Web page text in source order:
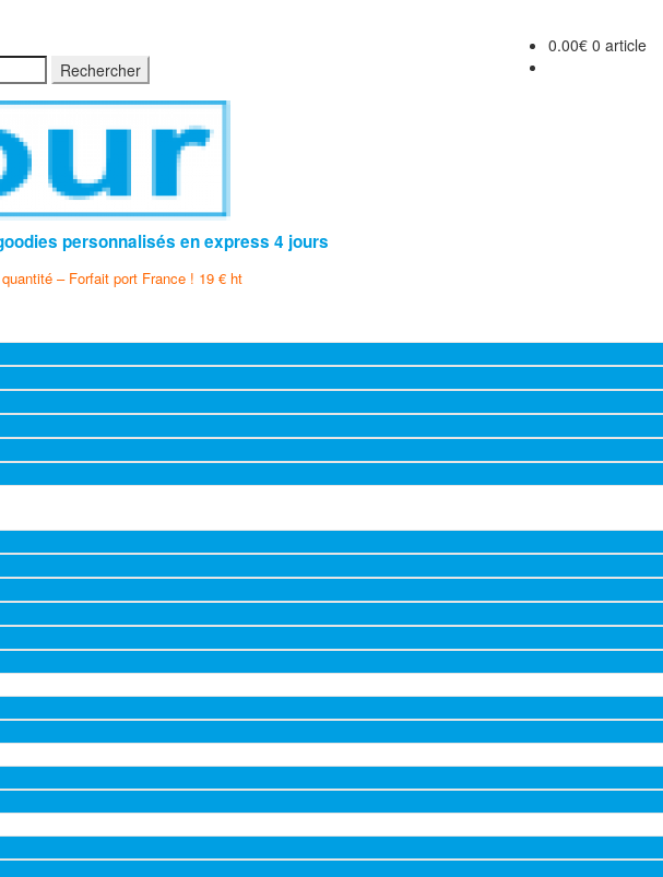
0.00€ 0 article
personnalisés en express 4 jours
– Forfait port France ! 19 € ht